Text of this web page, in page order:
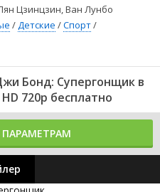
Цзинцзин, Ван Лунбо
/Детские /Спорт/
Бонд: Супергонщик в
720p бесплатно